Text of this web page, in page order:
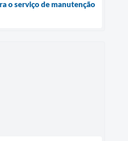
o serviço de manutenção